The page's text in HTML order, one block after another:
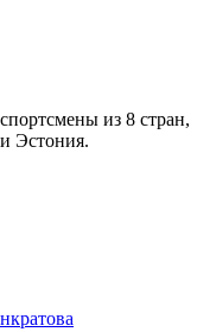
из 8 стран,
Эстония.